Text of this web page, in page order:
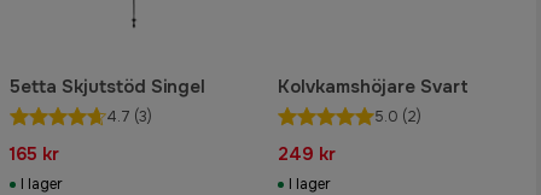
5etta Skjutstöd Singel
4.7 (3)
165 kr
I lager
Kolvkamshöjare Svart
5.0 (2)
249 kr
I lager